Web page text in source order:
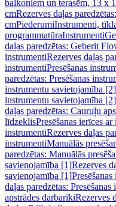
balkoniem un terasēm, 13 x
cmRezerves daļas
cmPiederumiInstrumenti,
programmatūraInstrumenti
daļas paredzētas: Geberit
instrumentiRezerves daļas
instrumentiPresēšanas
paredzētas: Presēšanas
instrumentu savietojamība [2]
instrumentu savietojamība [2]
daļas paredzētas: Cauruļu
līdzeklisPresēšanas ierīces
instrumentiRezerves daļas
instrumentiManuālās
paredzētas: Manuālās
savienojamība [1]Rezerves
savienojamība [1]
daļas paredzētas:
apstrādes darbarīkiRezerves